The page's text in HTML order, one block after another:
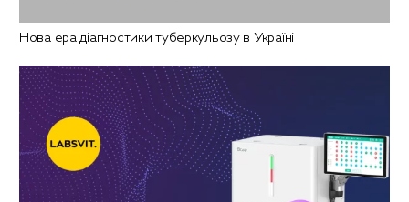
Нова ера діагностики туберкульозу в Україні